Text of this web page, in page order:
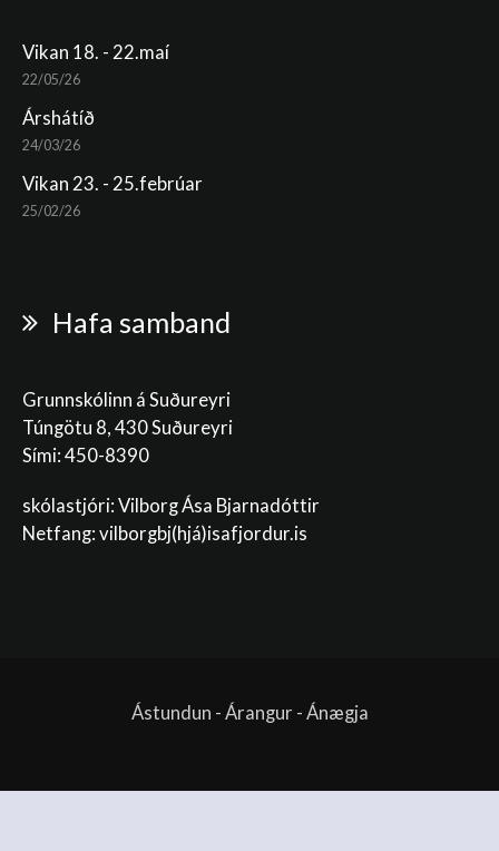
Vikan 18. - 22.maí
22/05/26
Árshátíð
24/03/26
Vikan 23. - 25.febrúar
25/02/26
Hafa samband
Grunnskólinn á Suðureyri
Túngötu 8, 430 Suðureyri
Sími: 450-8390
skólastjóri: Vilborg Ása Bjarnadóttir
Netfang: vilborgbj(hjá)isafjordur.is
Ástundun - Árangur - Ánægja